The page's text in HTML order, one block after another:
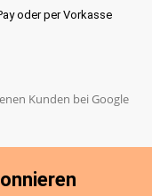
oder per Vorkasse
Kunden bei Google